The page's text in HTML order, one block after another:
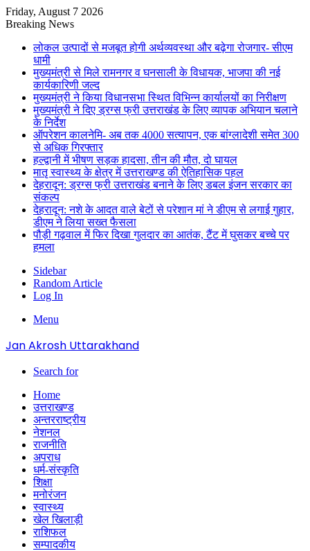
Friday, August 7 2026
Breaking News
लोकल उत्पादों से मजबूत होगी अर्थव्यवस्था और बढ़ेगा रोजगार- सीएम
धामी
मुख्यमंत्री से मिले रामनगर व घनसाली के विधायक, भाजपा की नई
कार्यकारिणी जल्द
मुख्यमंत्री ने किया विधानसभा स्थित विभिन्न कार्यालयों का निरीक्षण
मुख्यमंत्री ने दिए ड्रग्स फ्री उत्तराखंड के लिए व्यापक अभियान चलाने
के निर्देश
ऑपरेशन कालनेमि- अब तक 4000 सत्यापन, एक बांग्लादेशी समेत 300
से अधिक गिरफ्तार
हल्द्वानी में भीषण सड़क हादसा, तीन की मौत, दो घायल
मातृ स्वास्थ्य के क्षेत्र में उत्तराखण्ड की ऐतिहासिक पहल
देहरादून: ड्रग्स फ्री उत्तराखंड बनाने के लिए डबल इंजन सरकार का
संकल्प
देहरादून: नशे के आदत वाले बेटों से परेशान मां ने डीएम से लगाई गुहार,
डीएम ने लिया सख्त फैसला
पौड़ी गढ़वाल में फिर दिखा गुलदार का आतंक, टैंट में घुसकर बच्चे पर
हमला
Sidebar
Random Article
Log In
Menu
Jan Akrosh Uttarakhand
Search for
Home
उत्तराखण्ड
अन्तरराष्ट्रीय
नेशनल
राजनीति
अपराध
धर्म-संस्कृति
शिक्षा
मनोरंजन
स्वास्थ्य
खेल खिलाड़ी
राशिफल
सम्पादकीय